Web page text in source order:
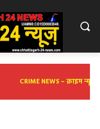
CRIME NEWS – क्राइम न्यूज़